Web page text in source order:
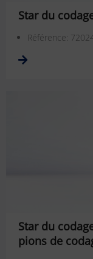
Star du
Référence:
Star du
pions de